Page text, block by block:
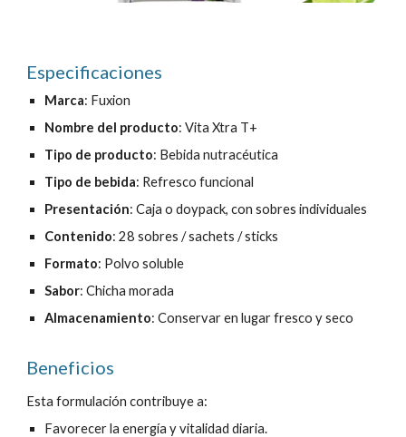
Especificaciones
Marca: Fuxion
Nombre del producto:Vita Xtra T+
Tipo de producto: Bebida nutracéutica
Tipo de bebida: Refresco funcional
Presentación: Caja o doypack, con sobres individuales
Contenido: 28 sobres / sachets / sticks
Formato: Polvo soluble
Sabor:Chicha morada
Almacenamiento: Conservar en lugar fresco y seco
Beneficios
Esta formulación contribuye a:
Favorecer la energía y vitalidad diaria.